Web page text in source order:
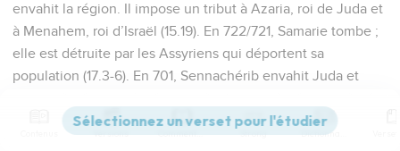
envahit la région. Il impose un tribut à Azaria, roi de Juda et
à Menahem, roi d’Israël (15.19). En 722/721, Samarie tombe ;
elle est détruite par les Assyriens qui déportent sa
population (17.3-6). En 701, Sennachérib envahit Juda et
façon miraculeuse (19.35-36).
Versions Commentaires Strong